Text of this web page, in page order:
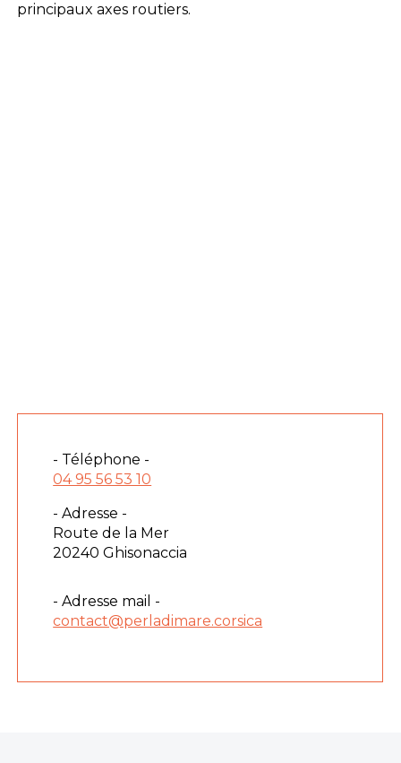
principaux axes routiers.
- Téléphone -
04 95 56 53 10
- Adresse -
Route de la Mer
20240 Ghisonaccia
- Adresse mail -
contact@perladimare.corsica